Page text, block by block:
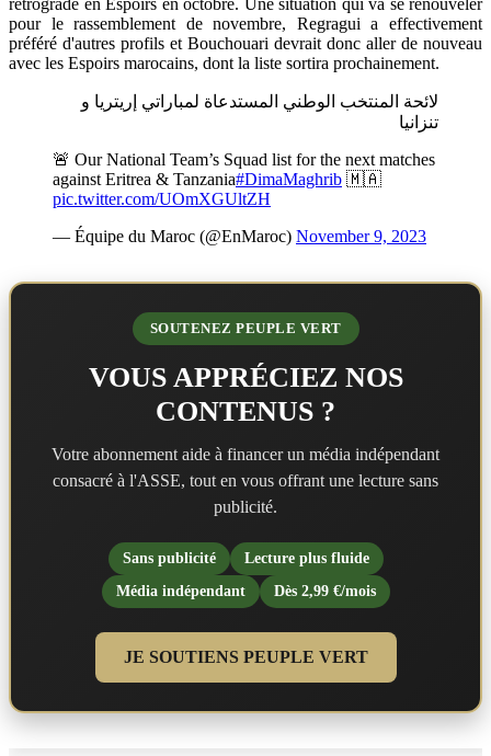
rétrogradé en Espoirs en octobre. Une situation qui va se renouveler
pour le rassemblement de novembre, Regragui a effectivement
préféré d'autres profils et Bouchouari devrait donc aller de nouveau
avec les Espoirs marocains, dont la liste sortira prochainement.
لائحة المنتخب الوطني المستدعاة لمباراتي إريتريا و
تنزانيا
🚨 Our National Team’s Squad list for the next matches
against Eritrea & Tanzania#DimaMaghrib 🇲🇦
pic.twitter.com/UOmXGUltZH
— Équipe du Maroc (@EnMaroc) November 9, 2023
SOUTENEZ PEUPLE VERT
VOUS APPRÉCIEZ NOS
CONTENUS ?
Votre abonnement aide à financer un média indépendant
consacré à l'ASSE, tout en vous offrant une lecture sans
publicité.
Sans publicité
Lecture plus fluide
Média indépendant
Dès 2,99 €/mois
JE SOUTIENS PEUPLE VERT